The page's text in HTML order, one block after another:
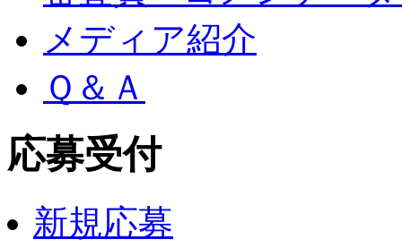
メディア紹介
Ｑ＆Ａ
応募受付
新規応募